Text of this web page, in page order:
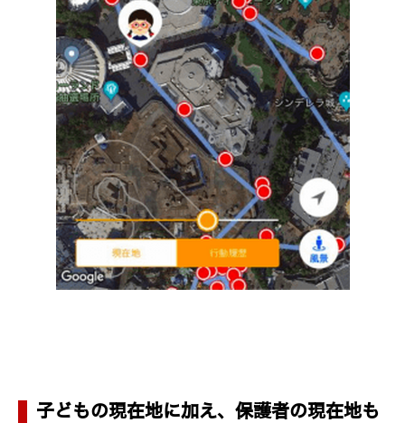
子どもの現在地に加え、保護者の現在地も